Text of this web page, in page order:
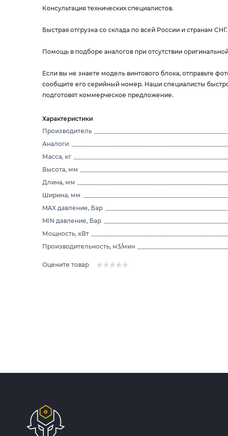
Консультация технических специалистов.
Быстрая отгрузка со склада по всей России и странам СНГ.
Помощь в подборе аналогов при отсутствии
Если вы не знаете модель винтового блока, отправьте
сообщите его серийный номер. Наши специалисты
подготовят коммерческое предложение.
Характеристики
Производитель
Аналоги
Масса, кг
Высота, мм
Длина, мм
Ширина, мм
MAX давление, Бар
MIN давление, Бар
Мощность, кВт
Производительность, м3/мин
Оцените товар